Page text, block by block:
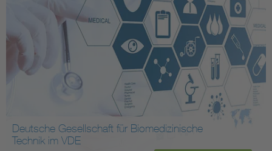
Deutsche Gesellschaft für Biomedizinische
Technik im VDE